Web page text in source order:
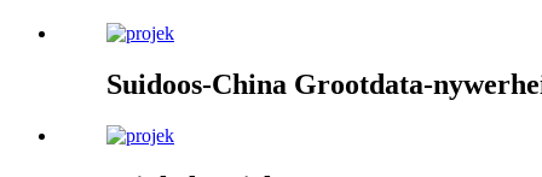
Suidoos-China Grootdata-